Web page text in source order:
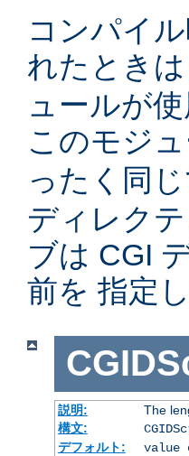
コンパイ
れたときは
ュールが
このモジ
ったく同
ディレク
ブは CGI
前を 指定し
説明:
The
構文:
デフォルト:
value